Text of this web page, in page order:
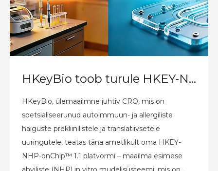
HKeyBio toob turule HKEY-NHP-onChip™ 1.1: maailma esimese autoimmuun- ja allergiliste haiguste in vitro NHP mudeli
HKeyBio, ülemaailmne juhtiv CRO, mis on
spetsialiseerunud autoimmuun- ja allergiliste
haiguste prekliinilistele ja translatiivsetele
uuringutele, teatas täna ametlikult oma HKEY-
NHP-onChip™ 1.1 platvormi – maailma esimese